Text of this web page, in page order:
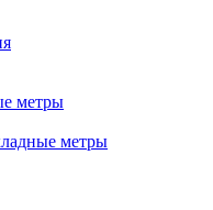
метры
метры